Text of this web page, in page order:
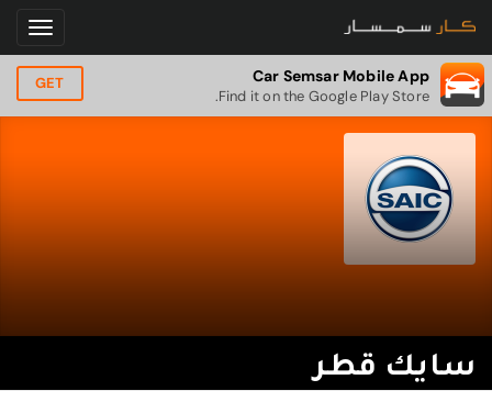
Car Semsar Mobile App
Find it on the Google Play Store.
GET
سايك قطر